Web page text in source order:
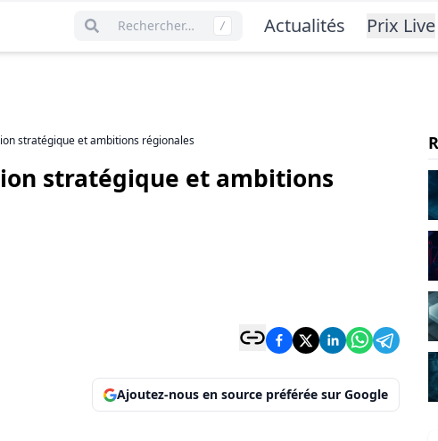
Rechercher… / Actualités Prix Live
stratégique et ambitions régionales
stratégique et ambitions
Ajoutez-nous en source préférée sur Google